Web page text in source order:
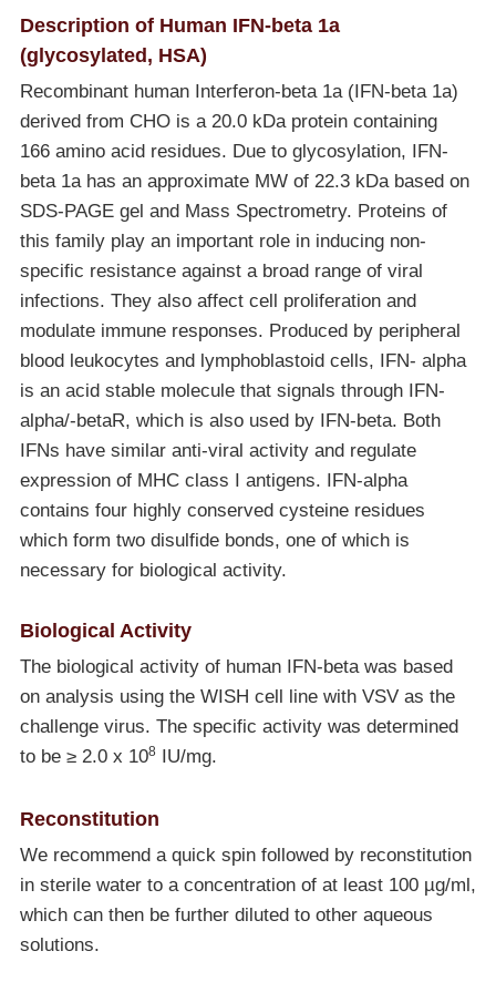
Description of Human IFN-beta 1a
(glycosylated, HSA)
Recombinant human Interferon-beta 1a (IFN-beta 1a)
derived from CHO is a 20.0 kDa protein containing
166 amino acid residues. Due to glycosylation, IFN-
beta 1a has an approximate MW of 22.3 kDa based on
SDS-PAGE gel and Mass Spectrometry. Proteins of
this family play an important role in inducing non-
specific resistance against a broad range of viral
infections. They also affect cell proliferation and
modulate immune responses. Produced by peripheral
blood leukocytes and lymphoblastoid cells, IFN- alpha
is an acid stable molecule that signals through IFN-
alpha/-betaR, which is also used by IFN-beta. Both
IFNs have similar anti-viral activity and regulate
expression of MHC class I antigens. IFN-alpha
contains four highly conserved cysteine residues
which form two disulfide bonds, one of which is
necessary for biological activity.
Biological Activity
The biological activity of human IFN-beta was based
on analysis using the WISH cell line with VSV as the
challenge virus. The specific activity was determined
to be ≥ 2.0 x 108 IU/mg.
Reconstitution
We recommend a quick spin followed by reconstitution
in sterile water to a concentration of at least 100 µg/ml,
which can then be further diluted to other aqueous
solutions.